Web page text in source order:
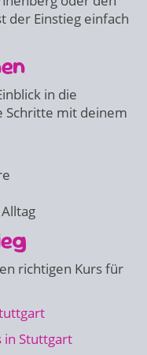
der Einstieg einfach
in die
Schritte mit deinem
richtigen Kurs für
in Stuttgart